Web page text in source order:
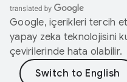
Google, içerikleri tercih
yapay zeka teknolojisini
çevirilerinde hata olabilir.